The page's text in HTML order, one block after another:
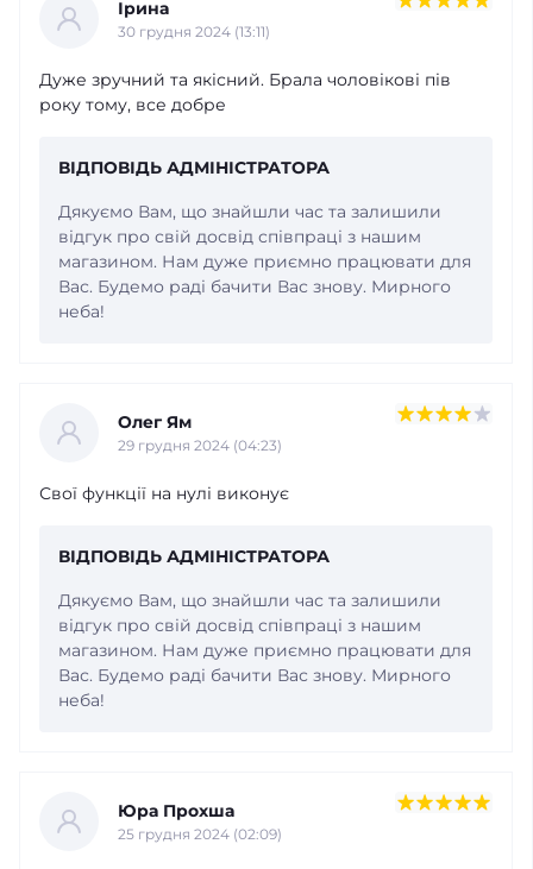
Ірина
30 грудня 2024 (13:11)
Дуже зручний та якісний. Брала чоловікові пів
року тому, все добре
ВІДПОВІДЬ АДМІНІСТРАТОРА
Дякуємо Вам, що знайшли час та залишили
відгук про свій досвід співпраці з нашим
магазином. Нам дуже приємно працювати для
Вас. Будемо раді бачити Вас знову. Мирного
неба!
Олег Ям
29 грудня 2024 (04:23)
Свої функції на нулі виконує
ВІДПОВІДЬ АДМІНІСТРАТОРА
Дякуємо Вам, що знайшли час та залишили
відгук про свій досвід співпраці з нашим
магазином. Нам дуже приємно працювати для
Вас. Будемо раді бачити Вас знову. Мирного
неба!
Юра Прохша
25 грудня 2024 (02:09)